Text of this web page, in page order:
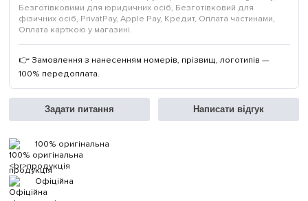
Безготівковими для юридичних осіб, Безготівковий для
фізичних осіб, PrivatPay, Apple Pay, Кредит, Оплата частинами,
Оплата карткою у магазині.
👉 Замовлення з нанесенням номерів, прізвищ, логотипів —
100% передоплата.
Задати питання Написати відгук
100% оригінальна
продукція
Офіційна